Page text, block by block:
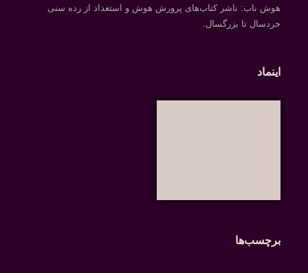
هوش ناب: ناشر کتاب‌های پرورش هوش و استعداد از رده سنی
خردسال تا بزرگسال.
اینماد
برچسب‌ها